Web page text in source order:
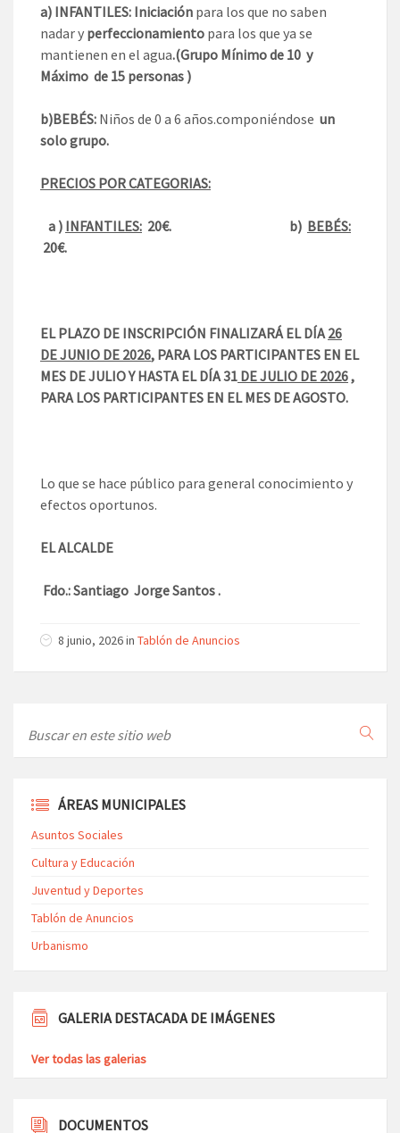
a) INFANTILES: Iniciación para los que no saben
nadar y perfeccionamiento para los que ya se
mantienen en el agua.(Grupo Mínimo de 10 y
Máximo de 15 personas )
b)BEBÉS: Niños de 0 a 6 años.componiéndose un
solo grupo.
PRECIOS POR CATEGORIAS:
a ) INFANTILES: 20€. b) BEBÉS:
20€.
EL PLAZO DE INSCRIPCIÓN FINALIZARÁEL DÍA26
DE JUNIO DE 2026, PARA LOS PARTICIPANTES EN EL
MES DE JULIO Y HASTA EL DÍA 31 DE JULIO DE 2026,
PARA LOS PARTICIPANTES EN EL MES DE AGOSTO.
Lo que se hace público para general conocimiento y
efectos oportunos.
EL ALCALDE
Fdo.: Santiago Jorge Santos .
8 junio, 2026in Tablón de Anuncios
ÁREAS MUNICIPALES
Asuntos Sociales
Cultura y Educación
Juventud y Deportes
Tablón de Anuncios
Urbanismo
GALERIA DESTACADA DE IMÁGENES
Ver todas las galerias
DOCUMENTOS